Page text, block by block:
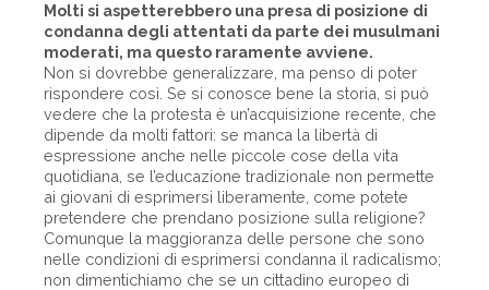
Molti si aspetterebbero una presa di posizione di
condanna degli attentati da parte dei musulmani
moderati, ma questo raramente avviene.
Non si dovrebbe generalizzare, ma penso di poter
rispondere così. Se si conosce bene la storia, si può
vedere che la protesta è un’acquisizione recente, che
dipende da molti fattori: se manca la libertà di
espressione anche nelle piccole cose della vita
quotidiana, se l’educazione tradizionale non permette
ai giovani di esprimersi liberamente, come potete
pretendere che prendano posizione sulla religione?
Comunque la maggioranza delle persone che sono
nelle condizioni di esprimersi condanna il radicalismo;
non dimentichiamo che se un cittadino europeo di